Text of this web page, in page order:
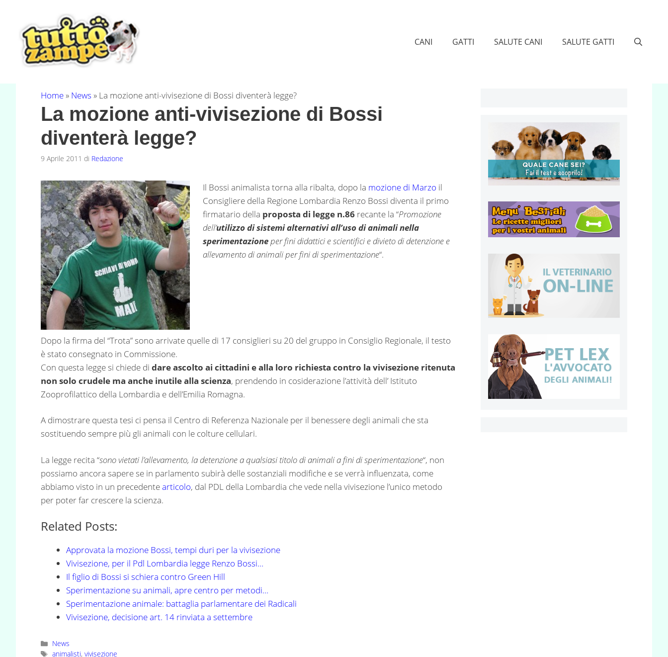
contenuto
CANI GATTI SALUTE CANI SALUTE GATTI
Home» News » La mozione anti-vivisezione di Bossi diventerà legge?
La mozione anti-vivisezione di Bossi
diventerà legge?
9 Aprile 2011 di Redazione
Il Bossi animalista torna alla ribalta, dopo la mozione di Marzo il
Consigliere della Regione Lombardia Renzo Bossi diventa il primo
firmatario della proposta di legge n.86recante la “Promozione
dell’utilizzo di sistemi alternativi all’uso di animali nella
sperimentazioneper fini didattici e scientifici e divieto di detenzione e
allevamento di animali per fini di sperimentazione“.
Dopo la firma del “Trota” sono arrivate quelle di 17 consiglieri su 20 del gruppo in Consiglio Regionale, il testo
è stato consegnato in Commissione.
Con questa legge si chiede di dare ascolto ai cittadini e alla loro richiesta contro la vivisezione ritenuta
non solo crudele ma anche inutile alla scienza, prendendo in cosiderazione l’attività dell’ Istituto
Zooprofilattico della Lombardia e dell’Emilia Romagna.
A dimostrare questa tesi ci pensa il Centro di Referenza Nazionale per il benessere degli animali che sta
sostituendo sempre più gli animali con le colture cellulari.
La legge recita “sono vietati l’allevamento, la detenzione a qualsiasi titolo di animali a fini di sperimentazione“, non
possiamo ancora sapere se in parlamento subirà delle sostanziali modifiche e se verrà influenzata, come
abbiamo visto in un precedentearticolo, dal PDL della Lombardia che vede nella vivisezione l’unico metodo
per poter far crescere la scienza.
Related Posts:
Approvata la mozione Bossi, tempi duri per la vivisezione
Vivisezione, per il Pdl Lombardia legge Renzo Bossi…
Il figlio di Bossi si schiera contro Green Hill
Sperimentazione su animali, apre centro per metodi…
Sperimentazione animale: battaglia parlamentare dei Radicali
Vivisezione, decisione art. 14 rinviata a settembre
Categorie
News
Tag
animalisti,vivisezione